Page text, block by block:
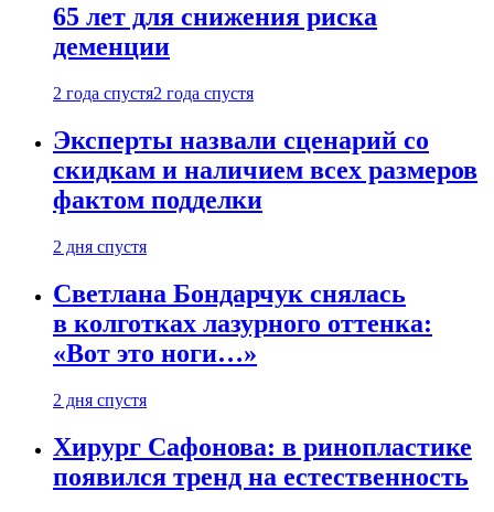
65 лет для снижения риска
деменции
2 года спустя2 года спустя
Эксперты назвали сценарий со
скидкам и наличием всех размеров
фактом подделки
2 дня спустя
Светлана Бондарчук снялась
в колготках лазурного оттенка:
«Вот это ноги…»
2 дня спустя
Хирург Сафонова: в ринопластике
появился тренд на естественность